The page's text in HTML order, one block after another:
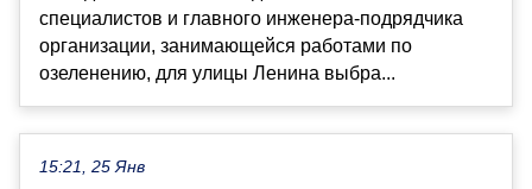
специалистов и главного инженера-подрядчика
организации, занимающейся работами по
озеленению, для улицы Ленина выбра...
15:21, 25 Янв